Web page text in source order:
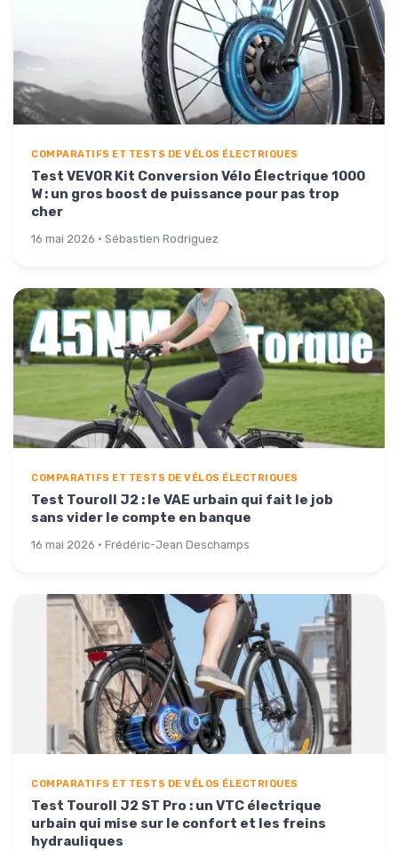
COMPARATIFS ET TESTS DE VÉLOS ÉLECTRIQUES
Test VEVOR Kit Conversion Vélo Électrique 1000
W : un gros boost de puissance pour pas trop
cher
16 mai 2026 · Sébastien Rodriguez
COMPARATIFS ET TESTS DE VÉLOS ÉLECTRIQUES
Test Touroll J2 : le VAE urbain qui fait le job
sans vider le compte en banque
16 mai 2026 · Frédéric-Jean Deschamps
COMPARATIFS ET TESTS DE VÉLOS ÉLECTRIQUES
Test Touroll J2 ST Pro : un VTC électrique
urbain qui mise sur le confort et les freins
hydrauliques